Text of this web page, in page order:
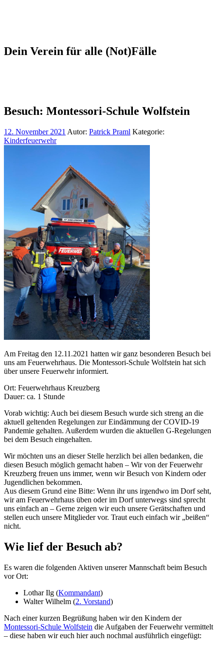
Dein Verein für alle (Not)Fälle
Besuch: Montessori-Schule Wolfstein
12. November 2021 Autor: Patrick Praml Kategorie:
Kinderfeuerwehr
Am Freitag den 12.11.2021 hatten wir ganz besonderen Besuch bei
uns am Feuerwehrhaus. Die Montessori-Schule Wolfstein hat sich
über unsere Feuerwehr informiert.
Ort: Feuerwehrhaus Kreuzberg
Dauer: ca. 1 Stunde
Vorab wichtig: Auch bei diesem Besuch wurde sich streng an die
aktuell geltenden Regelungen zur Eindämmung der COVID-19
Pandemie gehalten. Außerdem wurden die aktuellen G-Regelungen
bei dem Besuch eingehalten.
Wir möchten uns an dieser Stelle herzlich bei allen bedanken, die
diesen Besuch möglich gemacht haben – Wir von der Feuerwehr
Kreuzberg freuen uns immer, wenn wir Besuch von Kindern oder
Jugendlichen bekommen.
Aus diesem Grund eine Bitte: Wenn ihr uns irgendwo im Dorf seht,
wir am Feuerwehrhaus üben oder im Dorf unterwegs sind sprecht
uns einfach an – Gerne zeigen wir euch unsere Gerätschaften und
stellen euch unsere Mitglieder vor. Traut euch einfach wir „beißen“
nicht.
Wie lief der Besuch ab?
Es waren die folgenden Aktiven unserer Mannschaft beim Besuch
vor Ort:
Lothar Ilg (Kommandant)
Walter Wilhelm (2. Vorstand)
Nach einer kurzen Begrüßung haben wir den Kindern der
Montessori-Schule Wolfstein die Aufgaben der Feuerwehr vermittelt
– diese haben wir euch hier auch nochmal ausführlich eingefügt: